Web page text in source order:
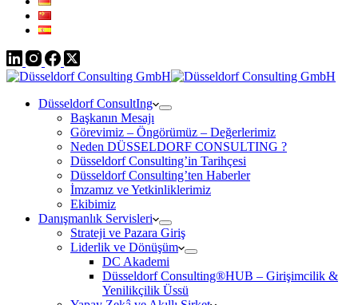
Düsseldorf ConsultIng
Başkanın Mesajı
Görevimiz – Öngörümüz – Değerlerimiz
Neden DÜSSELDORF CONSULTING ?
Düsseldorf Consulting’in Tarihçesi
Düsseldorf Consulting’ten Haberler
İmzamız ve Yetkinliklerimiz
Ekibimiz
Danışmanlık Servisleri
Strateji ve Pazara Giriş
Liderlik ve Dönüşüm
DC Akademi
Düsseldorf Consulting®HUB – Girişimcilik &
Yenilikçilik Üssü